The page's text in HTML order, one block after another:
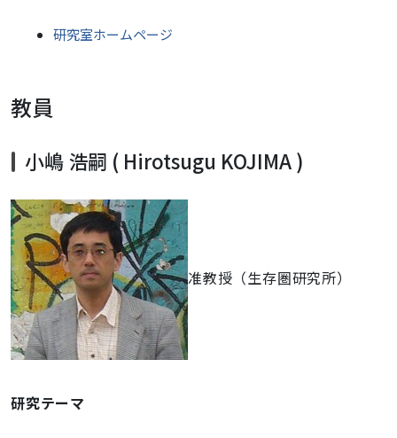
研究室ホームページ
教員
小嶋 浩嗣 ( Hirotsugu KOJIMA )
准教授（生存圏研究所）
研究テーマ